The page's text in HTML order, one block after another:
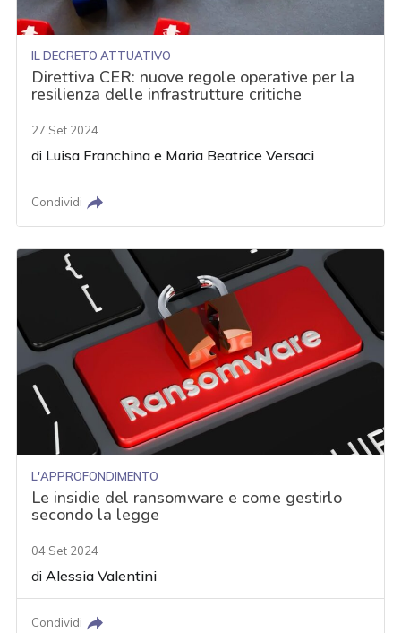
IL DECRETO ATTUATIVO
Direttiva CER: nuove regole operative per la
resilienza delle infrastrutture critiche
27 Set 2024
di Luisa Franchina e Maria Beatrice Versaci
Condividi
L'APPROFONDIMENTO
Le insidie del ransomware e come gestirlo
secondo la legge
04 Set 2024
diAlessia Valentini
Condividi